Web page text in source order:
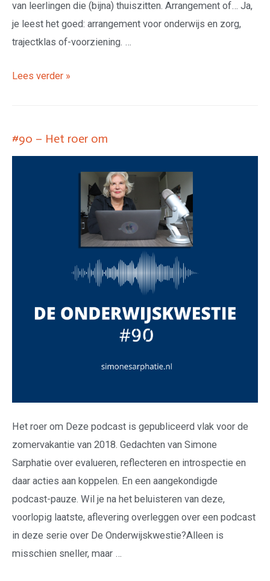
van leerlingen die (bijna) thuiszitten. Arrangement of… Ja,
je leest het goed: arrangement voor onderwijs en zorg,
trajectklas of-voorziening. …
Lees verder »
#90 – Het roer om
Het roer om Deze podcast is gepubliceerd vlak voor de
zomervakantie van 2018. Gedachten van Simone
Sarphatie over evalueren, reflecteren en introspectie en
daar acties aan koppelen. En een aangekondigde
podcast-pauze. Wil je na het beluisteren van deze,
voorlopig laatste, aflevering overleggen over een podcast
in deze serie over De Onderwijskwestie?Alleen is
misschien sneller, maar …